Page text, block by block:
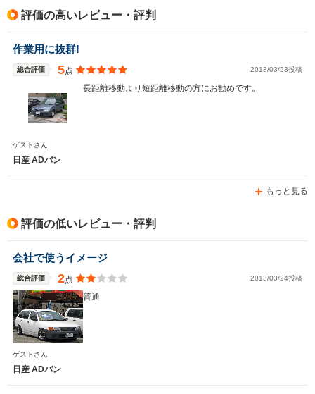
評価の高いレビュー・評判
作業用に抜群!
総合評価 5点 2013/03/23投稿
長距離移動より短距離移動の方にお勧めです。
ゲストさん
日産 ADバン
もっと見る
評価の低いレビュー・評判
会社で使うイメージ
総合評価 2点 2013/03/24投稿
普通
ゲストさん
日産 ADバン